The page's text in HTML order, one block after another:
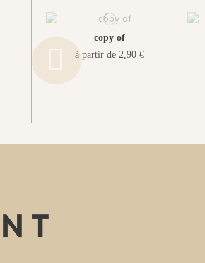
copy of
à partir de 2,90 €